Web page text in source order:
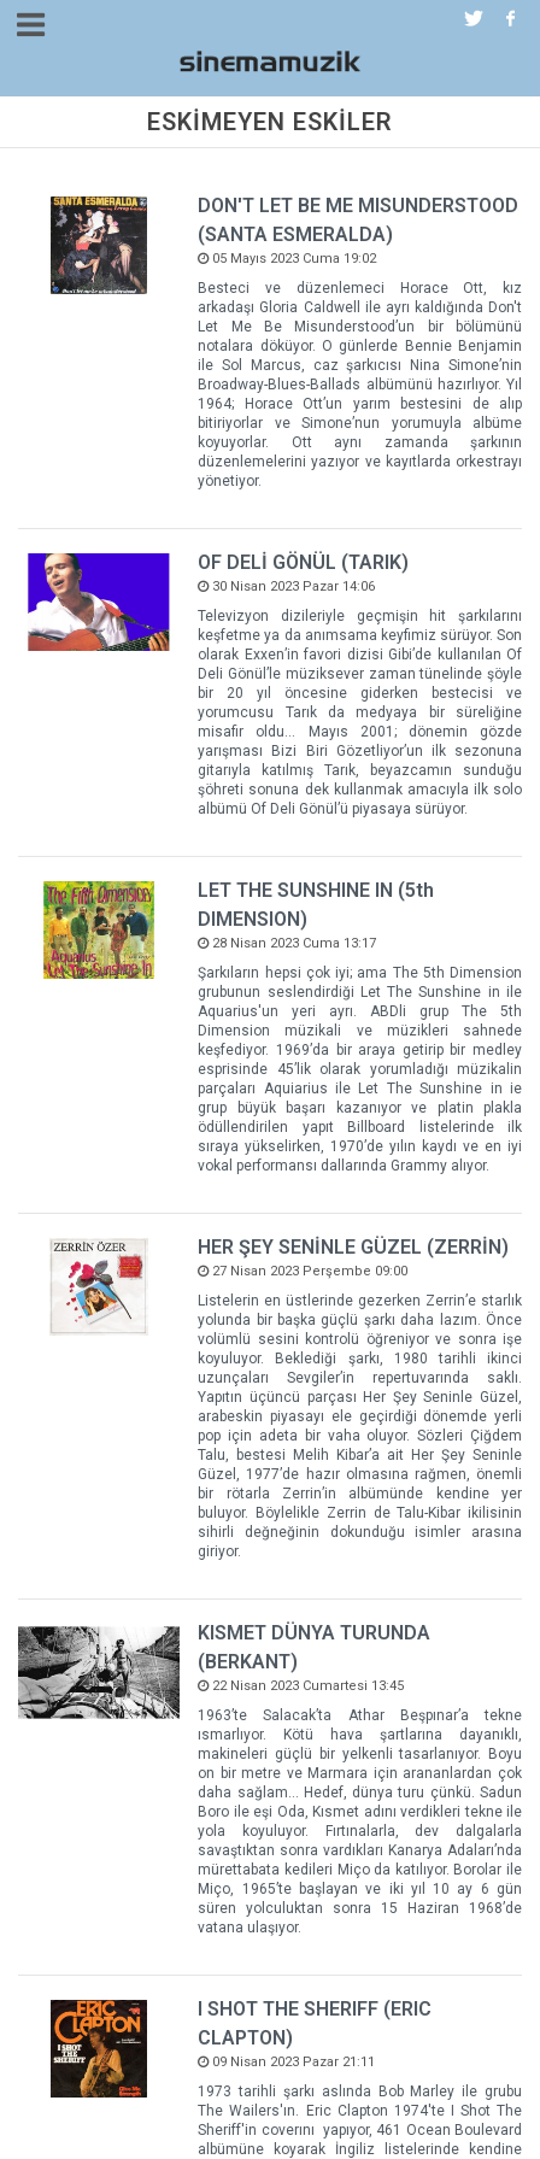
ESKİMEYEN ESKİLER
DON'T LET BE ME MISUNDERSTOOD
(SANTA ESMERALDA)
05 Mayıs 2023 Cuma 19:02
Besteci ve düzenlemeci Horace Ott, kız
arkadaşı Gloria Caldwell ile ayrı kaldığında Don't
Let Me Be Misunderstood’un bir bölümünü
notalara döküyor. O günlerde Bennie Benjamin
ile Sol Marcus, caz şarkıcısı Nina Simone’nin
Broadway-Blues-Ballads albümünü hazırlıyor. Yıl
1964; Horace Ott’un yarım bestesini de alıp
bitiriyorlar ve Simone’nun yorumuyla albüme
koyuyorlar. Ott aynı zamanda şarkının
düzenlemelerini yazıyor ve kayıtlarda orkestrayı
yönetiyor.
OF DELİ GÖNÜL (TARIK)
30 Nisan 2023 Pazar 14:06
Televizyon dizileriyle geçmişin hit şarkılarını
keşfetme ya da anımsama keyfimiz sürüyor. Son
olarak Exxen’in favori dizisi Gibi’de kullanılan Of
Deli Gönül’le müziksever zaman tünelinde şöyle
bir 20 yıl öncesine giderken bestecisi ve
yorumcusu Tarık da medyaya bir süreliğine
misafir oldu… Mayıs 2001; dönemin gözde
yarışması Bizi Biri Gözetliyor’un ilk sezonuna
gitarıyla katılmış Tarık, beyazcamın sunduğu
şöhreti sonuna dek kullanmak amacıyla ilk solo
albümü Of Deli Gönül’ü piyasaya sürüyor.
LET THE SUNSHINE IN (5th
DIMENSION)
28 Nisan 2023 Cuma 13:17
Şarkıların hepsi çok iyi; ama The 5th Dimension
grubunun seslendirdiği Let The Sunshine in ile
Aquarius'un yeri ayrı. ABDli grup The 5th
Dimension müzikali ve müzikleri sahnede
keşfediyor. 1969’da bir araya getirip bir medley
esprisinde 45’lik olarak yorumladığı müzikalin
parçaları Aquiarius ile Let The Sunshine in ie
grup büyük başarı kazanıyor ve platin plakla
ödüllendirilen yapıt Billboard listelerinde ilk
sıraya yükselirken, 1970’de yılın kaydı ve en iyi
vokal performansı dallarında Grammy alıyor.
HER ŞEY SENİNLE GÜZEL (ZERRİN)
27 Nisan 2023 Perşembe 09:00
Listelerin en üstlerinde gezerken Zerrin’e starlık
yolunda bir başka güçlü şarkı daha lazım. Önce
volümlü sesini kontrolü öğreniyor ve sonra işe
koyuluyor. Beklediği şarkı, 1980 tarihli ikinci
uzunçaları Sevgiler’in repertuvarında saklı.
Yapıtın üçüncü parçası Her Şey Seninle Güzel,
arabeskin piyasayı ele geçirdiği dönemde yerli
pop için adeta bir vaha oluyor. Sözleri Çiğdem
Talu, bestesi Melih Kibar’a ait Her Şey Seninle
Güzel, 1977’de hazır olmasına rağmen, önemli
bir rötarla Zerrin’in albümünde kendine yer
buluyor. Böylelikle Zerrin de Talu-Kibar ikilisinin
sihirli değneğinin dokunduğu isimler arasına
giriyor.
KISMET DÜNYA TURUNDA
(BERKANT)
22 Nisan 2023 Cumartesi 13:45
1963’te Salacak’ta Athar Beşpınar’a tekne
ısmarlıyor. Kötü hava şartlarına dayanıklı,
makineleri güçlü bir yelkenli tasarlanıyor. Boyu
on bir metre ve Marmara için arananlardan çok
daha sağlam… Hedef, dünya turu çünkü. Sadun
Boro ile eşi Oda, Kısmet adını verdikleri tekne ile
yola koyuluyor. Fırtınalarla, dev dalgalarla
savaştıktan sonra vardıkları Kanarya Adaları’nda
mürettabata kedileri Miço da katılıyor. Borolar ile
Miço, 1965’te başlayan ve iki yıl 10 ay 6 gün
süren yolculuktan sonra 15 Haziran 1968’de
vatana ulaşıyor.
I SHOT THE SHERIFF (ERIC
CLAPTON)
09 Nisan 2023 Pazar 21:11
1973 tarihli şarkı aslında Bob Marley ile grubu
The Wailers'ın. Eric Clapton 1974'te I Shot The
Sheriff'in coverını yapıyor, 461 Ocean Boulevard
albümüne koyarak İngiliz listelerinde kendine